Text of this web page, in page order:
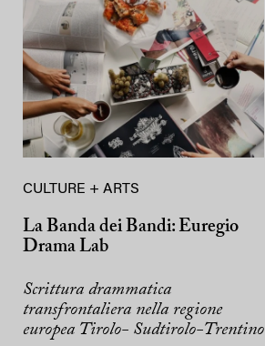
CULTURE + ARTS
La Banda dei Bandi: Euregio
Drama Lab
Scrittura drammatica
transfrontaliera nella regione
europea Tirolo- Sudtirolo-Trentino